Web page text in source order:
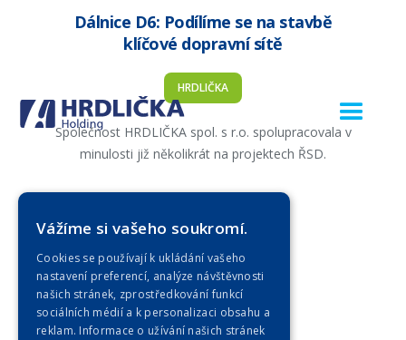
Dálnice D6: Podílíme se na stavbě
klíčové dopravní sítě
HRDLIČKA
Společnost HRDLIČKA spol. s r.o. spolupracovala v
minulosti již několikrát na projektech ŘSD.
Vážíme si vašeho soukromí.
Cookies se používají k ukládání vašeho
nastavení preferencí, analýze návštěvnosti
našich stránek, zprostředkování funkcí
sociálních médií a k personalizaci obsahu a
reklam. Informace o užívání našich stránek